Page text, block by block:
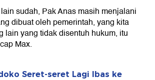
sudah, Pak Anas masih menjalani
dibuat oleh pemerintah, yang kita
lain yang tidak disentuh hukum, itu
Max.
Seret-seret Lagi Ibas ke